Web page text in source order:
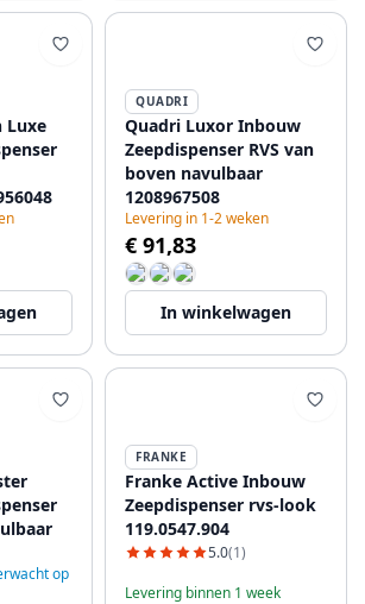
Luxe
QUADRI
Quadri Luxor Inbouw
Zeepdispenser RVS van
boven navulbaar
1208967508
Levering in 1-2 weken
€ 91,83
In winkelwagen
op
FRANKE
Franke Active Inbouw
Zeepdispenser rvs-look
119.0547.904
5.0(1)
Levering binnen 1 week